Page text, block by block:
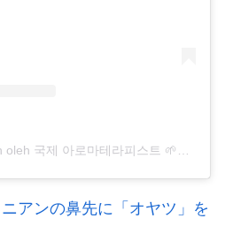
Sebuah kiriman dibagikan oleh 국제 아로마테라피스트 🌱더소이 (@thesoy_yoonso)
アンの鼻先に「オヤツ」を